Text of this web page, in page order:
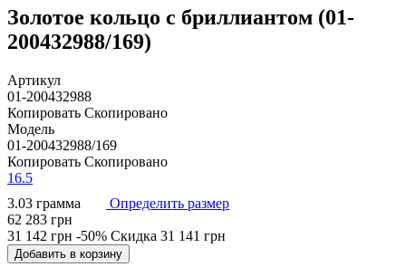
Золотое кольцо с бриллиантом (01-
200432988/169)
Артикул
01-200432988
Копировать Скопировано
Модель
01-200432988/169
Копировать Скопировано
16.5
3.03 грамма
Определить размер
62 283 грн
31 142 грн -50% Скидка 31 141 грн
Добавить в корзину